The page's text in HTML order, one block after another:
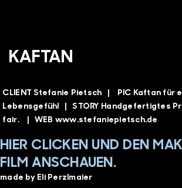
KAFTAN
CLIENTStefanie Pietsch | PIC Kaftan für
Lebensgefühl |STORY Handgefertigtes
fair. | WEB www.stefaniepietsch.de
HIER CLICKEN UND DEN
FILM ANSCHAUEN.
made by Eli Perzlmaier